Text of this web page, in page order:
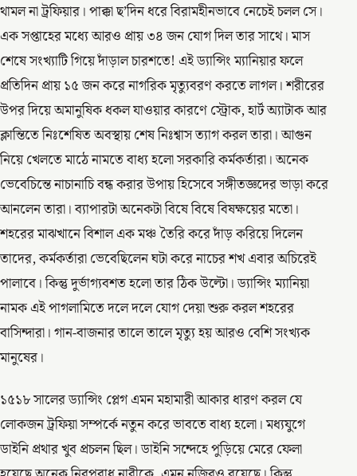
থামল না ট্রফিয়ার। পাক্কা ছ’দিন ধরে বিরামহীনভাবে নেচেই চলল সে।
এক সপ্তাহের মধ্যে আরও প্রায় ৩৪ জন যোগ দিল তার সাথে। মাস
শেষে সংখ্যাটি গিয়ে দাঁড়াল চারশতে! এই ড্যান্সিং ম্যানিয়ার ফলে
প্রতিদিন প্রায় ১৫ জন করে নাগরিক মৃত্যুবরণ করতে লাগল। শরীরের
উপর দিয়ে অমানুষিক ধকল যাওয়ার কারণে স্ট্রোক, হার্ট অ্যাটাক আর
ক্লান্তিতে নিঃশেষিত অবস্থায় শেষ নিঃশ্বাস ত্যাগ করল তারা। আগুন
নিয়ে খেলতে মাঠে নামতে বাধ্য হলো সরকারি কর্মকর্তারা। অনেক
ভেবেচিন্তে নাচানাচি বন্ধ করার উপায় হিসেবে সঙ্গীতজ্ঞদের ভাড়া করে
আনলেন তারা। ব্যাপারটা অনেকটা বিষে বিষে বিষক্ষয়ের মতো।
শহরের মাঝখানে বিশাল এক মঞ্চ তৈরি করে দাঁড় করিয়ে দিলেন
তাদের, কর্মকর্তারা ভেবেছিলেন ঘটা করে নাচের শখ এবার অচিরেই
পালাবে। কিন্তু দুর্ভাগ্যবশত হলো তার ঠিক উল্টো। ড্যান্সিং ম্যানিয়া
নামক এই পাগলামিতে দলে দলে যোগ দেয়া শুরু করল শহরের
বাসিন্দারা। গান-বাজনার তালে তালে মৃত্যু হয় আরও বেশি সংখ্যক
মানুষের।
১৫১৮ সালের ড্যান্সিং প্লেগ এমন মহামারী আকার ধারণ করল যে
লোকজন ট্রফিয়া সম্পর্কে নতুন করে ভাবতে বাধ্য হলো। মধ্যযুগে
ডাইনি প্রথার খুব প্রচলন ছিল। ডাইনি সন্দেহে পুড়িয়ে মেরে ফেলা